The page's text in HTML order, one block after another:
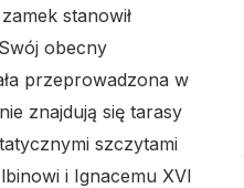
stanowił
obecny
przeprowadzona w
znajdują się tarasy
szczytami
i Ignacemu XVI